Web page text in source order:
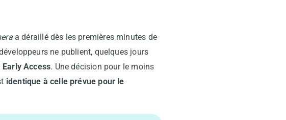
a déraillé dès les premières minutes de
ne publient, quelques jours
Early Access. Une décision pour le moins
identique à celle prévue pour le